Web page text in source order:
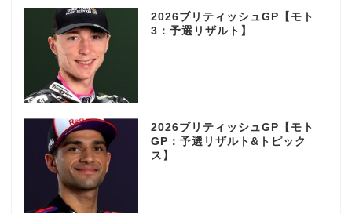
2026ブリティッシュGP【モト
3：予選リザルト】
2026ブリティッシュGP【モト
GP：予選リザルト&トピック
ス】